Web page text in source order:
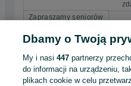
Zapraszamy seniorów
Odświeżono dnia 03 sierpnia
Dbamy o Twoją
My i nasi447 partnerzy
do informacji na urządzeniu,
plikach cookie w celu